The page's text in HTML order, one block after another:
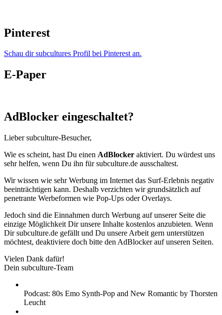
Pinterest
Schau dir subcultures Profil bei Pinterest an.
E-Paper
AdBlocker eingeschaltet?
Lieber subculture-Besucher,
Wie es scheint, hast Du einen AdBlocker aktiviert. Du würdest uns
sehr helfen, wenn Du ihn für subculture.de ausschaltest.
Wir wissen wie sehr Werbung im Internet das Surf-Erlebnis negativ
beeinträchtigen kann. Deshalb verzichten wir grundsätzlich auf
penetrante Werbeformen wie Pop-Ups oder Overlays.
Jedoch sind die Einnahmen durch Werbung auf unserer Seite die
einzige Möglichkeit Dir unsere Inhalte kostenlos anzubieten. Wenn
Dir subculture.de gefällt und Du unsere Arbeit gern unterstützen
möchtest, deaktiviere doch bitte den AdBlocker auf unseren Seiten.
Vielen Dank dafür!
Dein subculture-Team
Podcast: 80s Emo Synth-Pop and New Romantic by Thorsten
Leucht